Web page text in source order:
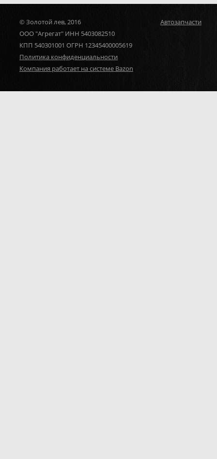
© Золотой лев, 2016
ООО "Агрегат" ИНН 5403082510
КПП 540301001 ОГРН 12345400005619
Политика конфиденциальности
Компания работает на системе Bazon
Автозапчасти